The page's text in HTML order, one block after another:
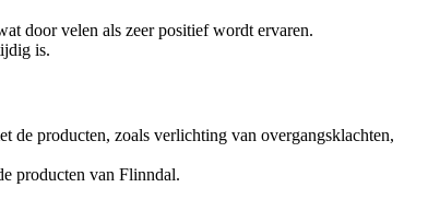
door velen als zeer positief wordt ervaren.
is.
de producten, zoals verlichting van overgangsklachten,
producten van Flinndal.